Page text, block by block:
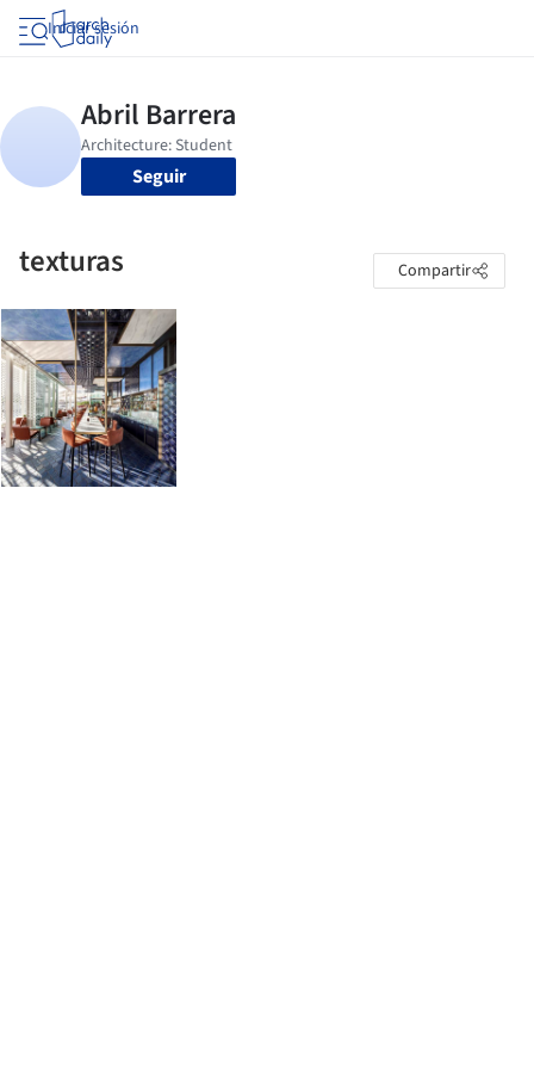
Iniciar sesión
Seguir
texturas Compartir